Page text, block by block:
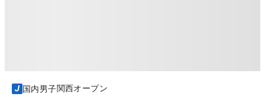
国内男子関西オープン